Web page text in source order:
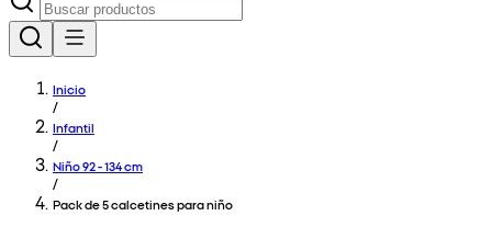
Inicio
/
Infantil
/
Niño 92 - 134 cm
/
Pack de 5 calcetines para niño